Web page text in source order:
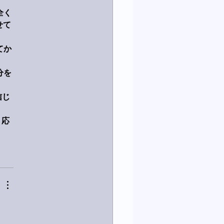
て
か
を